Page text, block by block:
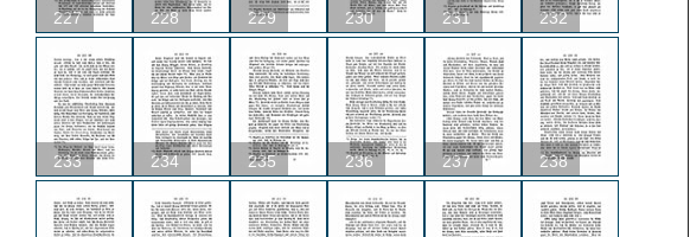
227 228 229 230 231 232
233 234 235 236 237 238